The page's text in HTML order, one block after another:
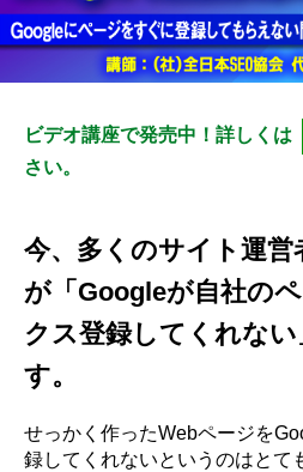
ビデオ講座で発売中！詳しくは
さい。
今、多くのサイト運
が「Googleが自社の
クス登録してくれな
す。
せっかく作ったWebページを
録してくれないというのはとて